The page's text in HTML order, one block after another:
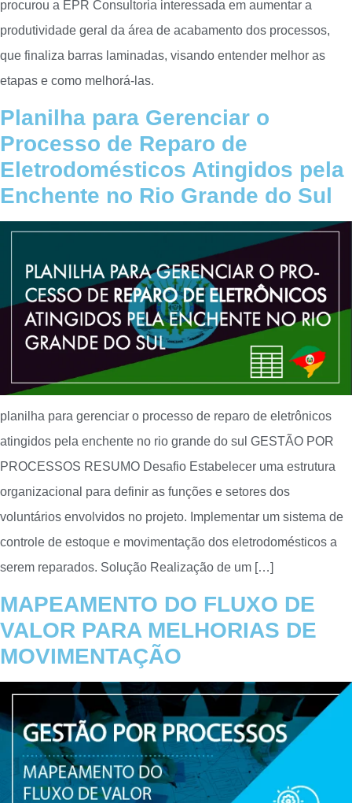
procurou a EPR Consultoria interessada em aumentar a
produtividade geral da área de acabamento dos processos,
que finaliza barras laminadas, visando entender melhor as
etapas e como melhorá-las.
Planilha para Gerenciar o
Processo de Reparo de
Eletrodomésticos Atingidos pela
Enchente no Rio Grande do Sul
planilha para gerenciar o processo de reparo de eletrônicos
atingidos pela enchente no rio grande do sul GESTÃO POR
PROCESSOS RESUMO Desafio Estabelecer uma estrutura
organizacional para definir as funções e setores dos
voluntários envolvidos no projeto. Implementar um sistema de
controle de estoque e movimentação dos eletrodomésticos a
serem reparados. Solução Realização de um […]
MAPEAMENTO DO FLUXO DE
VALOR PARA MELHORIAS DE
MOVIMENTAÇÃO